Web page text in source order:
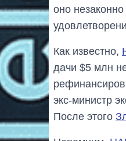
оно
Как известно,
дачи $5 млн
экс-министр
После этого